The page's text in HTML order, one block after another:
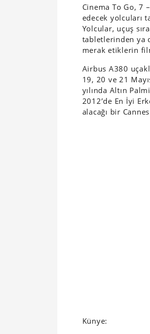
Cinema To Go, 7
edecek yolcuları
Yolcular, uçuş
tabletlerinden ya
merak etiklerin
Airbus A380
19, 20 ve 21
yılında Altın
2012’de En İyi
alacağı bir
Künye: